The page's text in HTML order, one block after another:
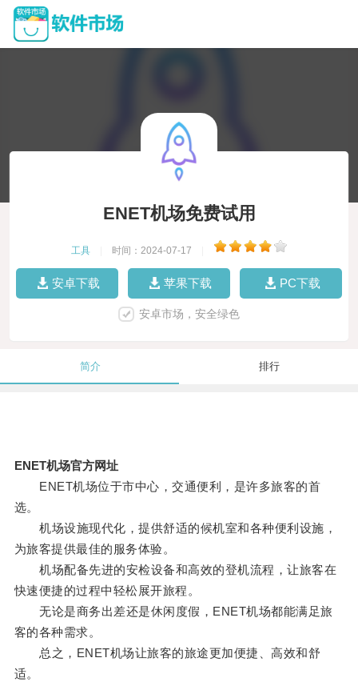
ENET机场免费试用
工具 时间：2024-07-17
安卓下载 苹果下载 PC下载
安卓市场，安全绿色
简介 排行
ENET机场官方网址
ENET机场位于市中心，交通便利，是许多旅客的首
选。
机场设施现代化，提供舒适的候机室和各种便利设施，
为旅客提供最佳的服务体验。
机场配备先进的安检设备和高效的登机流程，让旅客在
快速便捷的过程中轻松展开旅程。
无论是商务出差还是休闲度假，ENET机场都能满足旅
客的各种需求。
总之，ENET机场让旅客的旅途更加便捷、高效和舒
适。